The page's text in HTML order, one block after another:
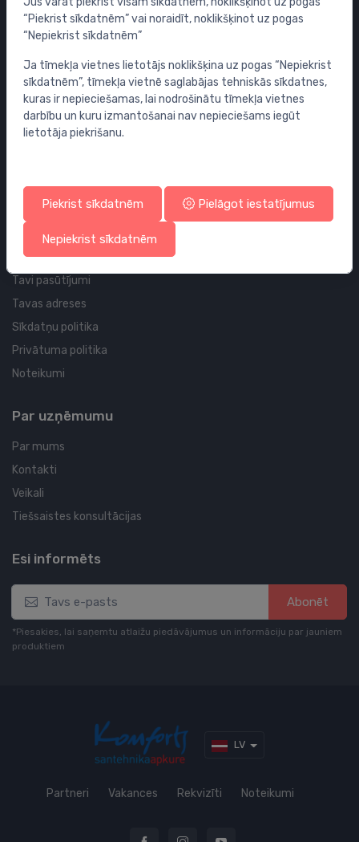
Vannas
Dušas
Vannas istabas piederumi
Mēbeles
Rāmji un skalošanas sistēmas
Sifoni
Cauruļvadi un Veidgabali
Profila un piegādes informācija
Tavs konts
Tavi pasūtījumi
Tavas adreses
Sīkdatņu politika
Privātuma politika
Noteikumi
Par uzņēmumu
Par mums
Kontakti
Veikali
Tiešsaistes konsultācijas
Esi informēts
Abonēt
*Piesakies, lai saņemtu atlaižu piedāvājumus un informāciju par jauniem
produktiem
LV
Partneri Vakances Rekvizīti Noteikumi
“Piekrist sīkdatnēm” vai noraidīt, noklikšķinot uz pogas
“Nepiekrist sīkdatnēm”
Ja tīmekļa vietnes lietotājs noklikšķina uz pogas “Nepiekrist
sīkdatnēm”, tīmekļa vietnē saglabājas tehniskās sīkdatnes,
kuras ir nepieciešamas, lai nodrošinātu tīmekļa vietnes
darbību un kuru izmantošanai nav nepieciešams iegūt
lietotāja piekrišanu.
Piekrist sīkdatnēm Pielāgot iestatījumus
Nepiekrist sīkdatnēm